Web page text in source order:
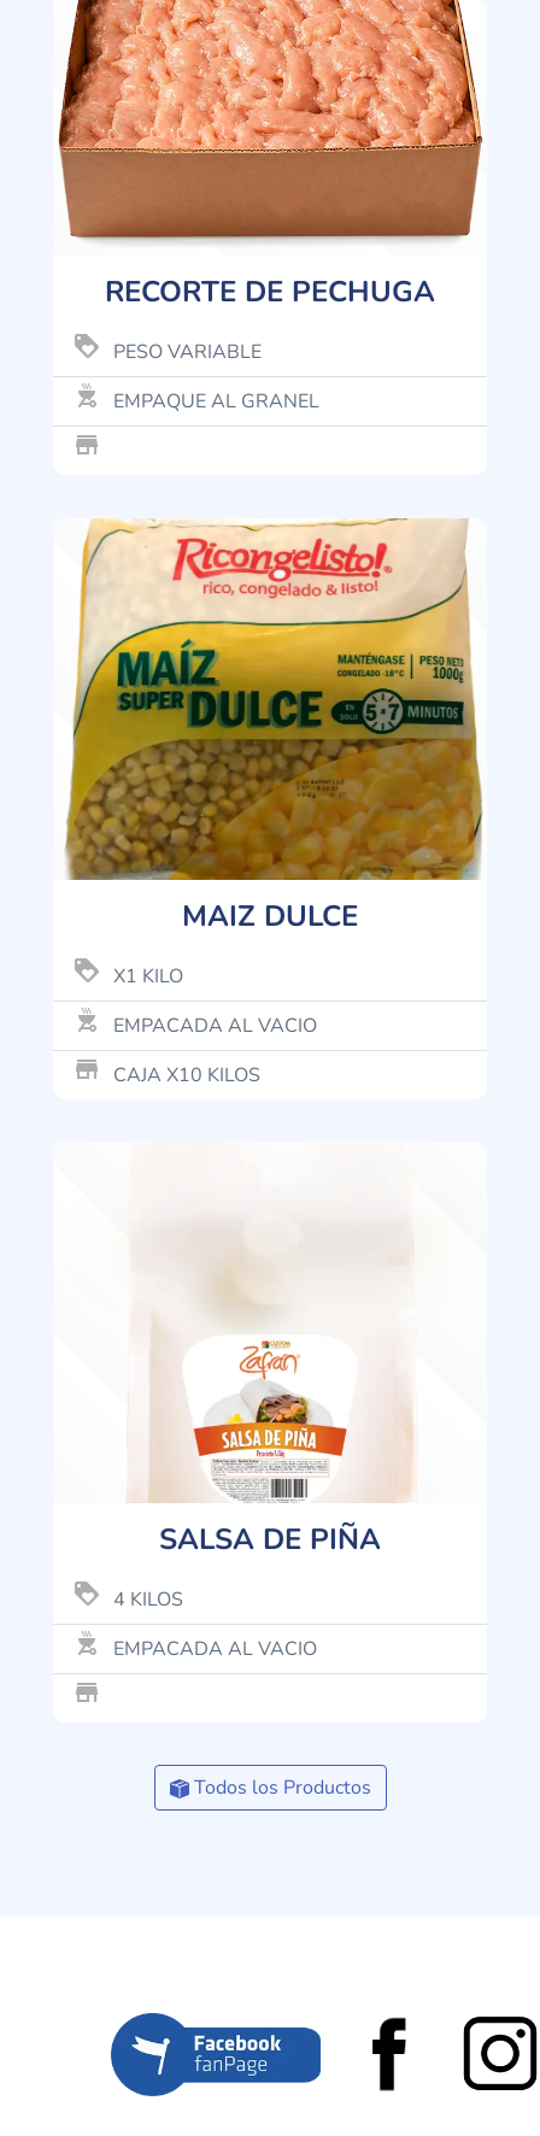
RECORTE DE PECHUGA
loyalty PESO VARIABLE
outdoor_grill EMPAQUE AL GRANEL
store_mall_directory
MAIZ DULCE
loyalty X1 KILO
outdoor_grill EMPACADA AL VACIO
store_mall_directory CAJA X10 KILOS
SALSA DE PIÑA
loyalty 4 KILOS
outdoor_grill EMPACADA AL VACIO
store_mall_directory
Todos los Productos